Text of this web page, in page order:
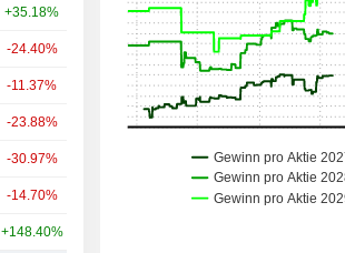
+35.18% 7.31 Mrd.
-24.40% 6.58 Mrd.
-11.37% 4.17 Mrd.
-23.88% 3.39 Mrd.
-30.97%
-14.70%
+148.40%